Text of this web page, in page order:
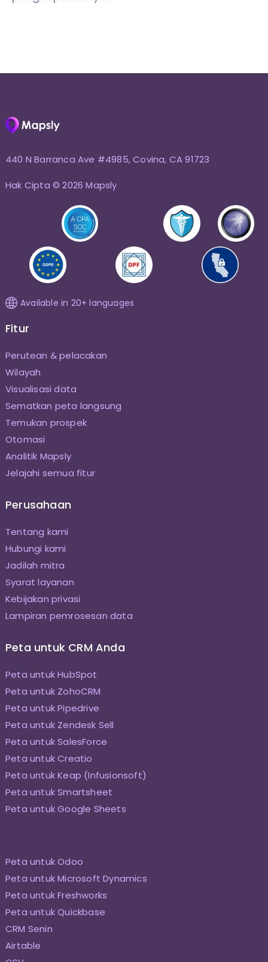
440 N Barranca Ave #4985, Covina, CA 91723
Hak Cipta © 2026 Mapsly
Available in 20+ languages
Fitur
Perutean & pelacakan
Wilayah
Visualisasi data
Sematkan peta langsung
Temukan prospek
Otomasi
Analitik Mapsly
Jelajahi semua fitur
Perusahaan
Tentang kami
Hubungi kami
Jadilah mitra
Syarat layanan
Kebijakan privasi
Lampiran pemrosesan data
Peta untuk CRM Anda
Peta untuk HubSpot
Peta untuk ZohoCRM
Peta untuk Pipedrive
Peta untuk Zendesk Sell
Peta untuk SalesForce
Peta untuk Creatio
Peta untuk Keap (Infusionsoft)
Peta untuk Smartsheet
Peta untuk Google Sheets
Peta untuk Odoo
Peta untuk Microsoft Dynamics
Peta untuk Freshworks
Peta untuk Quickbase
CRM Senin
Airtable